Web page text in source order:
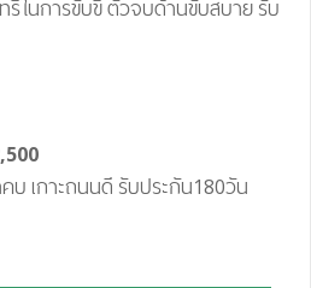
ในการขับขี่ ตัวจบด้านขับสบาย รับ
,500
เกาะถนนดี รับประกัน180วัน